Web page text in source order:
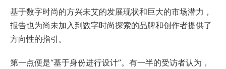
基于数字时尚的方兴未艾的发展现状和巨大的市场潜力，
报告也为尚未加入到数字时尚探索的品牌和创作者提供了
方向性的指引。
第一点便是“基于身份进行设计”。有一半的受访者认为，